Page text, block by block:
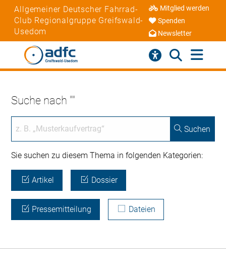
Allgemeiner Deutscher Fahrrad-
Club Regionalgruppe Greifswald-
Usedom
Mitglied werden
Spenden
Newsletter
Suche nach ""
Suchen
Sie suchen zu diesem Thema in folgenden Kategorien:
Artikel Dossier
Pressemitteilung Dateien